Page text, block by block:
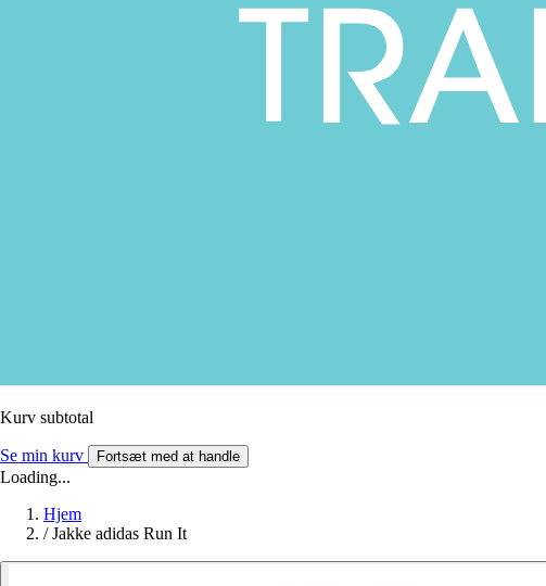
Kurv subtotal
Se min kurv Fortsæt med at handle
Loading...
Hjem
/ Jakke adidas Run It